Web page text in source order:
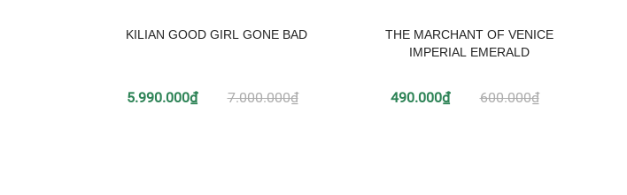
KILIAN GOOD GIRL GONE BAD
5.990.000₫ 7.000.000₫
THE MARCHANT OF VENICE
IMPERIAL EMERALD
490.000₫ 600.000₫